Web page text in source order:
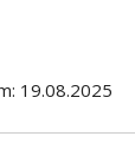
19.08.2025